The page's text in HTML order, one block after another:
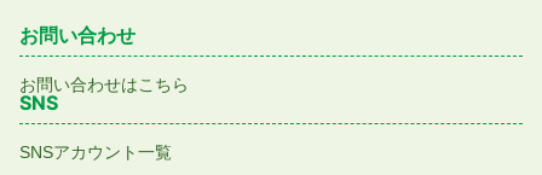
お問い合わせ
お問い合わせはこちら
SNS
SNSアカウント一覧